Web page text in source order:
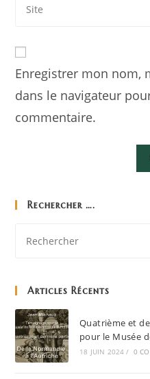
Enregistrer mon nom,
dans le navigateur
commentaire.
Rechercher ….
Articles Récents
Quatrième et
pour le Musée
18 JUIN 2024 / 0